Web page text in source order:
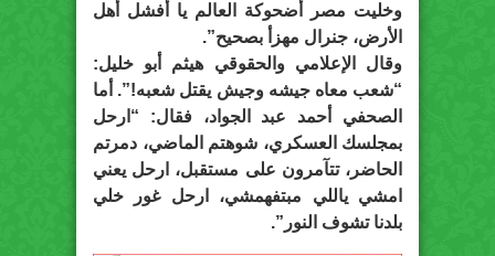
وخليت مصر أضحوكة العالم يا أفشل أهل
الأرض، جنرال مهزأ بصحيح”.
وقال الإعلامي والحقوقي هيثم أبو خليل:
“شعب معاه جيشه وجيش يقتل شعبه!”. أما
الصحفي أحمد عبد الجواد، فقال: “ارحل
بمجلسك العسكري، شوهتم الماضي، دمرتم
الحاضر، تتآمرون على مستقبل، ارحل يعني
امشي ياللي مبتفهمشي، ارحل غور خلي
بلدنا تشوف النور”.